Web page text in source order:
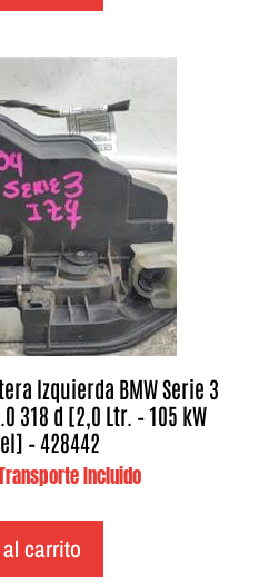
Izquierda BMW Serie 3
318 d [2,0 Ltr. – 105 kW
– 428442
Incluido
carrito